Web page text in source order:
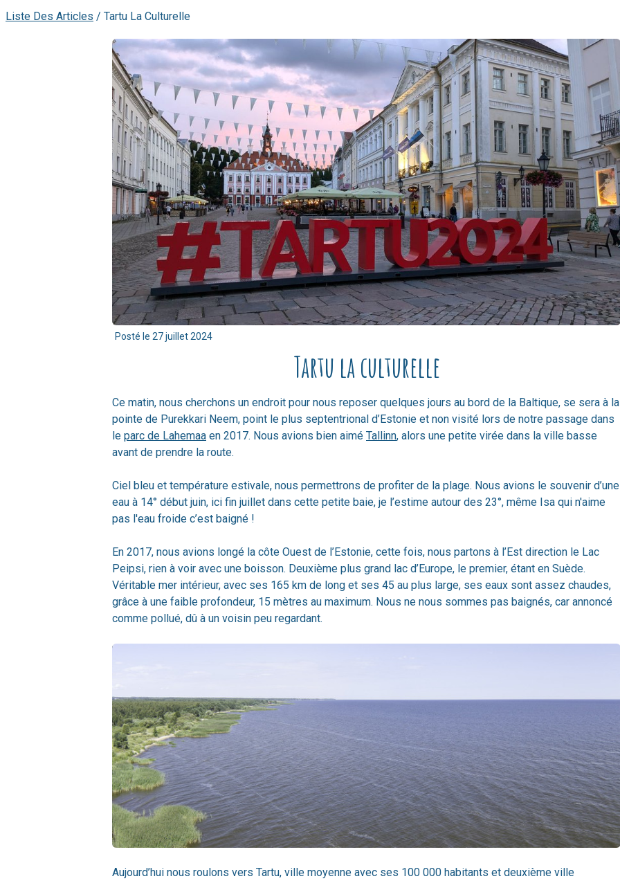
Liste Des Articles / Tartu La Culturelle
Posté le 27 juillet 2024
Tartu la culturelle
Ce matin, nous cherchons un endroit pour nous reposer quelques jours au bord de la Baltique, se sera à la
pointe de Purekkari Neem, point le plus septentrional d’Estonie et non visité lors de notre passage dans
le parc de Lahemaa en 2017. Nous avions bien aimé Tallinn, alors une petite virée dans la ville basse
avant de prendre la route.
Ciel bleu et température estivale, nous permettrons de profiter de la plage. Nous avions le souvenir d’une
eau à 14° début juin, ici fin juillet dans cette petite baie, je l’estime autour des 23°, même Isa qui n'aime
pas l'eau froide c’est baigné !
En 2017, nous avions longé la côte Ouest de l’Estonie, cette fois, nous partons à l’Est direction le Lac
Peipsi, rien à voir avec une boisson. Deuxième plus grand lac d’Europe, le premier, étant en Suède.
Véritable mer intérieur, avec ses 165 km de long et ses 45 au plus large, ses eaux sont assez chaudes,
grâce à une faible profondeur, 15 mètres au maximum. Nous ne nous sommes pas baignés, car annoncé
comme pollué, dû à un voisin peu regardant.
Aujourd’hui nous roulons vers Tartu, ville moyenne avec ses 100 000 habitants et deuxième ville